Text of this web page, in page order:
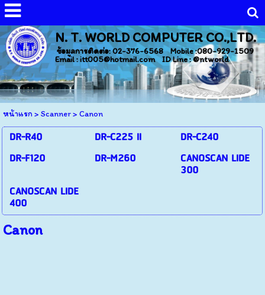
N. T. WORLD COMPUTER CO.,LTD.
ข้อมูลการติดต่อ: 02-376-6568 Mobile :080-929-1509
Email : itt005@hotmail.com ID Line : @ntworld
หน้าแรก > Scanner> Canon
DR-R40 DR-C225 II
DR-C240
DR-F120
DR-M260 CANOSCAN LIDE
300
CANOSCAN LIDE
400
Canon